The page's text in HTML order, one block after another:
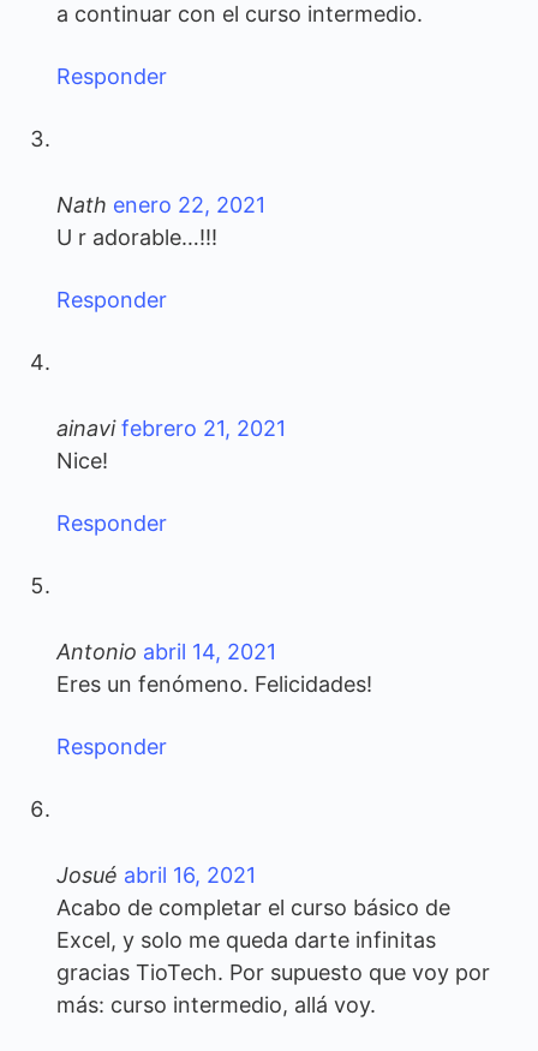
a continuar con el curso intermedio.
Responder
Nath enero 22, 2021
U r adorable…!!!
Responder
ainavi febrero 21, 2021
Nice!
Responder
Antonio abril 14, 2021
Eres un fenómeno. Felicidades!
Responder
Josué abril 16, 2021
Acabo de completar el curso básico de
Excel, y solo me queda darte infinitas
gracias TioTech. Por supuesto que voy por
más: curso intermedio, allá voy.